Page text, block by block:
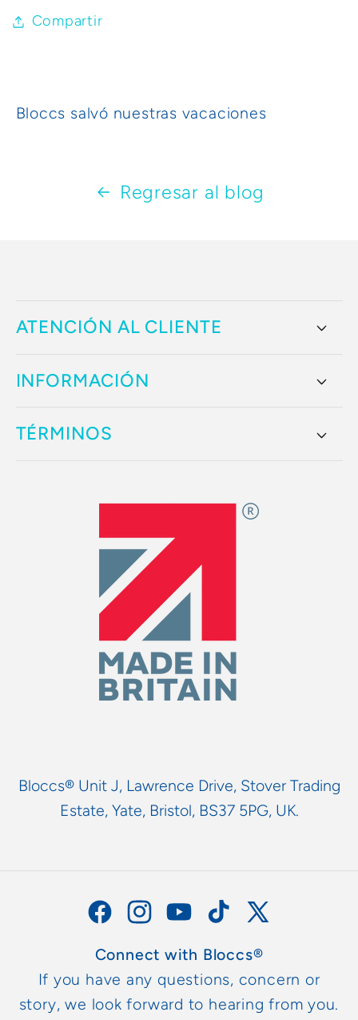
Compartir
Bloccs salvó nuestras vacaciones
Regresar al blog
ATENCIÓN AL CLIENTE
INFORMACIÓN
TÉRMINOS
Bloccs® Unit J, Lawrence Drive, Stover Trading
Estate, Yate, Bristol, BS37 5PG, UK.
FacebookInstagramYouTubeTikTok X
(Twitter)
Connect with Bloccs®
If you have any questions, concern or
story, we look forward to hearing from you.